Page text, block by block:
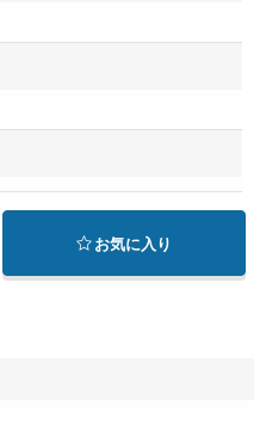
お気に入り